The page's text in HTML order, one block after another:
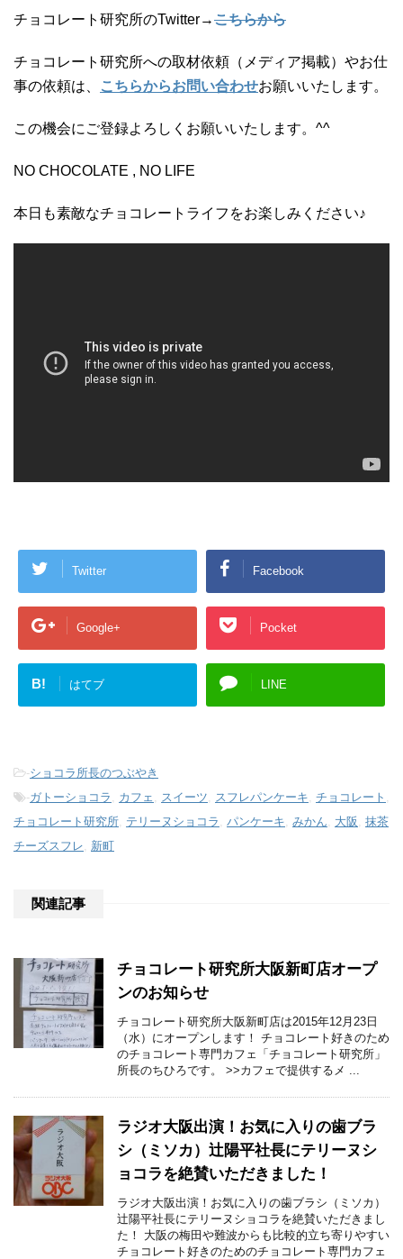
チョコレート研究所のTwitter→こちらから
チョコレート研究所への取材依頼（メディア掲載）やお仕
事の依頼は、
こちらからお問い合わせお願いいたします。
この機会にご登録よろしくお願いいたします。^^
NO CHOCOLATE , NO LIFE
本日も素敵なチョコレートライフをお楽しみください♪
Twitter Facebook
Google+ Pocket
B! はてブ LINE
-ショコラ所長のつぶやき
-ガトーショコラ カフェ スイーツ スフレパンケーキ チョコレート
チョコレート研究所 テリーヌショコラ パンケーキ みかん 大阪
抹茶
チーズスフレ
新町
関連記事
チョコレート研究所大阪新町店オープ
ンのお知らせ
チョコレート研究所大阪新町店は2015年12月23日
（水）にオープンします！ チョコレート好きのため
のチョコレート専門カフェ「チョコレート研究所」
所長のちひろです。 >>カフェで提供するメ ...
ラジオ大阪出演！お気に入りの歯ブラ
シ（ミソカ）辻陽平社長にテリーヌシ
ョコラを絶賛いただきました！
ラジオ大阪出演！お気に入りの歯ブラシ（ミソカ）
辻陽平社長にテリーヌショコラを絶賛いただきまし
た！ 大阪の梅田や難波からも比較的立ち寄りやすい
チョコレート好きのためのチョコレート専門カフェ